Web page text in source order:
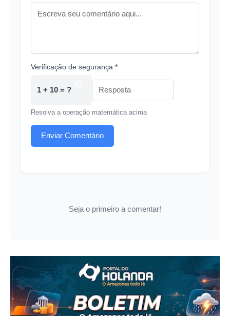
Verificação de segurança *
1 + 10 = ?
Resolva a operação matemática acima
Enviar Comentário
Seja o primeiro a comentar!